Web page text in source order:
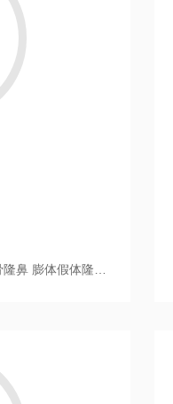
缩小 鹰钩鼻矫正 鼻部膨体假体取出